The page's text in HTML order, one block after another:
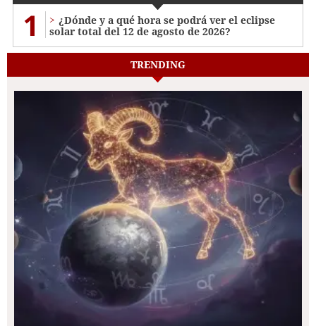
1
¿Dónde y a qué hora se podrá ver el eclipse
solar total del 12 de agosto de 2026?
TRENDING